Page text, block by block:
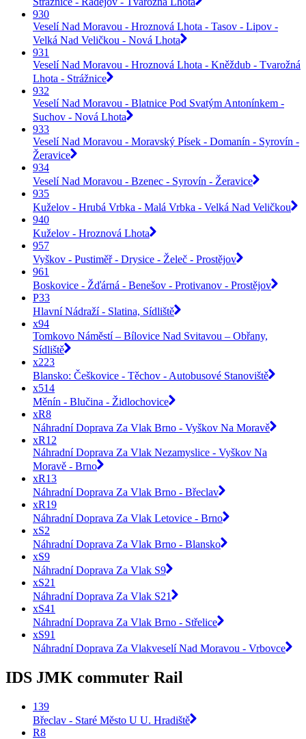
930
Veselí Nad Moravou - Hroznová Lhota - Tasov - Lipov -
Velká Nad Veličkou - Nová Lhota
931
Veselí Nad Moravou - Hroznová Lhota - Kněždub - Tvarožná
Lhota - Strážnice
932
Veselí Nad Moravou - Blatnice Pod Svatým Antonínkem -
Suchov - Nová Lhota
933
Veselí Nad Moravou - Moravský Písek - Domanín - Syrovín -
Žeravice
934
Veselí Nad Moravou - Bzenec - Syrovín - Žeravice
935
Kuželov - Hrubá Vrbka - Malá Vrbka - Velká Nad Veličkou
940
Kuželov - Hroznová Lhota
957
Vyškov - Pustiměř - Drysice - Želeč - Prostějov
961
Boskovice - Žďárná - Benešov - Protivanov - Prostějov
P33
Hlavní Nádraží - Slatina, Sídliště
x94
Tomkovo Náměstí – Bílovice Nad Svitavou – Obřany,
Sídliště
x223
Blansko: Češkovice - Těchov - Autobusové Stanoviště
x514
Měnín - Blučina - Židlochovice
xR8
Náhradní Doprava Za Vlak Brno - Vyškov Na Moravě
xR12
Náhradní Doprava Za Vlak Nezamyslice - Vyškov Na
Moravě - Brno
xR13
Náhradní Doprava Za Vlak Brno - Břeclav
xR19
Náhradní Doprava Za Vlak Letovice - Brno
xS2
Náhradní Doprava Za Vlak Brno - Blansko
xS9
Náhradní Doprava Za Vlak S9
xS21
Náhradní Doprava Za Vlak S21
xS41
Náhradní Doprava Za Vlak Brno - Střelice
xS91
Náhradní Doprava Za Vlakveselí Nad Moravou - Vrbovce
IDS JMK commuter Rail
139
Břeclav - Staré Město U U. Hradiště
R8